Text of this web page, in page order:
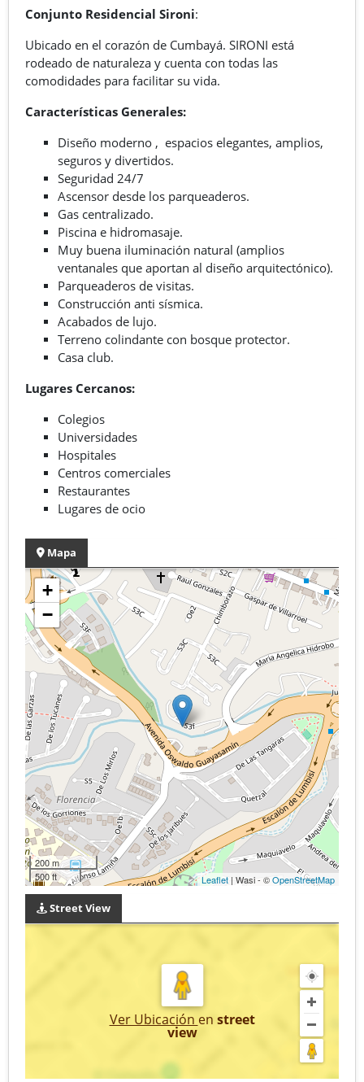
Conjunto Residencial Sironi:
Ubicado en el corazón de Cumbayá. SIRONI está
rodeado de naturaleza y cuenta con todas las
comodidades para facilitar su vida.
Características Generales:
Diseño moderno , espacios elegantes, amplios,
seguros y divertidos.
Seguridad 24/7
Ascensor desde los parqueaderos.
Gas centralizado.
Piscina e hidromasaje.
Muy buena iluminación natural (amplios
ventanales que aportan al diseño arquitectónico).
Parqueaderos de visitas.
Construcción anti sísmica.
Acabados de lujo.
Terreno colindante con bosque protector.
Casa club.
Lugares Cercanos:
Colegios
Universidades
Hospitales
Centros comerciales
Restaurantes
Lugares de ocio
Mapa
+
−
200 m
500 ft
Leaflet | Wasi - ©OpenStreetMap
Street View
Ver Ubicación en street
view